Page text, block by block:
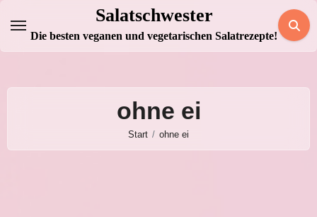
Inhalt
springen
Salatschwester
Die besten veganen und vegetarischen Salatrezepte!
ohne ei
Start ohne ei